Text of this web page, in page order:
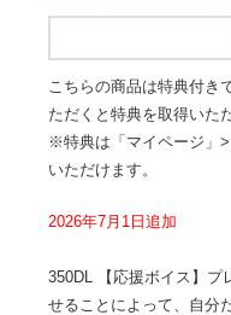
こちらの商品は特典付き
ただくと特典を取得いた
※特典は「マイページ」
いただけます。
2026年7月1日追加
350DL 【応援ボイス】プ
せることによって、自分